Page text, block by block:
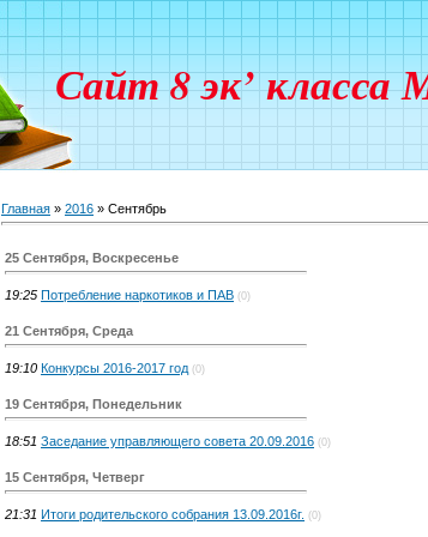
Сайт 8 эк’
Главная » 2016 » Сентябрь
25 Сентября, Воскресенье
19:25 Потребление наркотиков и ПАВ (0)
21 Сентября, Среда
19:10 Конкурсы 2016-2017 год (0)
19 Сентября, Понедельник
18:51 Заседание управляющего совета 20.09.2016 (0)
15 Сентября, Четверг
21:31 Итоги родительского собрания 13.09.2016г. (0)